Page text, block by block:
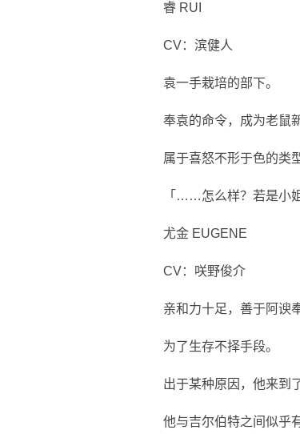
睿 RUI
CV：滨健人
袁一手栽培的部下。
奉袁的命令，成为老鼠
属于喜怒不形于色的类
「……怎么样？若是小
尤金 EUGENE
CV：咲野俊介
亲和力十足，善于阿谀
为了生存不择手段。
出于某种原因，他来到
他与吉尔伯特之间似乎